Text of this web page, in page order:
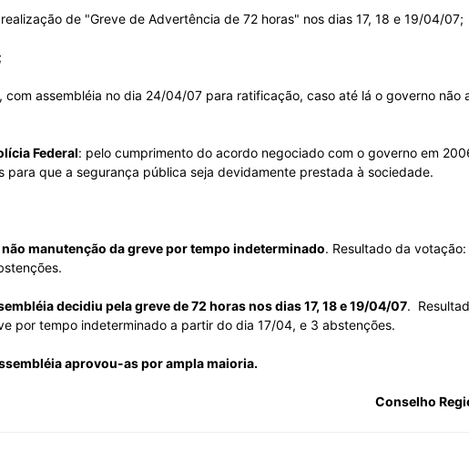
de "Greve de Advertência de 72 horas" nos dias 17, 18 e 19/04/07;
;
, com assembléia no dia 24/04/07 para ratificação, caso até lá o governo não
Federal: pelo cumprimento do acordo negociado com o governo em
que a segurança pública seja devidamente prestada à sociedade.
manutenção da greve por tempo indeterminado. Resultado da
decidiu pela greve de 72 horas nos dias 17, 18 e 19/04/07.
por tempo indeterminado a partir do dia 17/04, e 3 abstenções.
aprovou-as por ampla maioria.
Conselho